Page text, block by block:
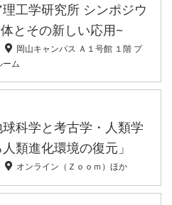
工学研究所 シンポジウ
とその新しい応用~
岡山キャンパス Ａ１号館 １階 プ
ーム
科学と考古学・人類学
類進化環境の復元」
オンライン（Ｚｏｏｍ）ほか